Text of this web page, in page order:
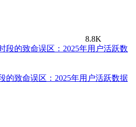
8.8K
的致命误区：2025年用户活跃数据